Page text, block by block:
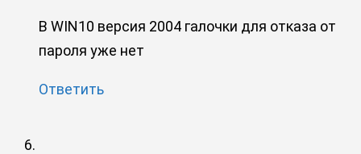
В WIN10 версия 2004 галочки для отказа от
пароля уже нет
Ответить